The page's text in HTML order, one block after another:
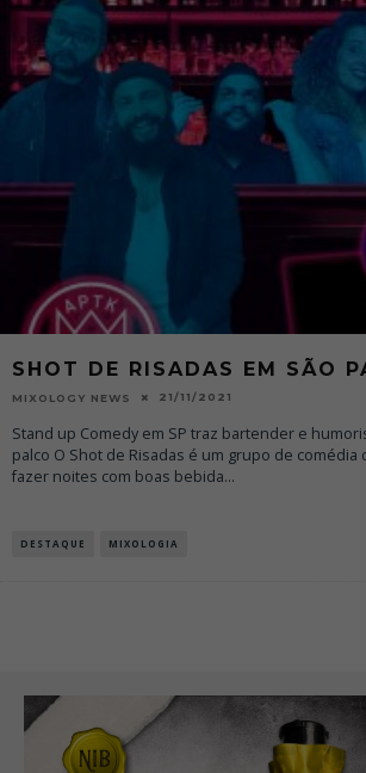
SHOT DE RISADAS EM SÃO
MIXOLOGY NEWS 21/11/2021
Stand up Comedy em SP traz bartender e
palco O Shot de Risadas é um grupo de
fazer noites com boas bebida...
DESTAQUE MIXOLOGIA